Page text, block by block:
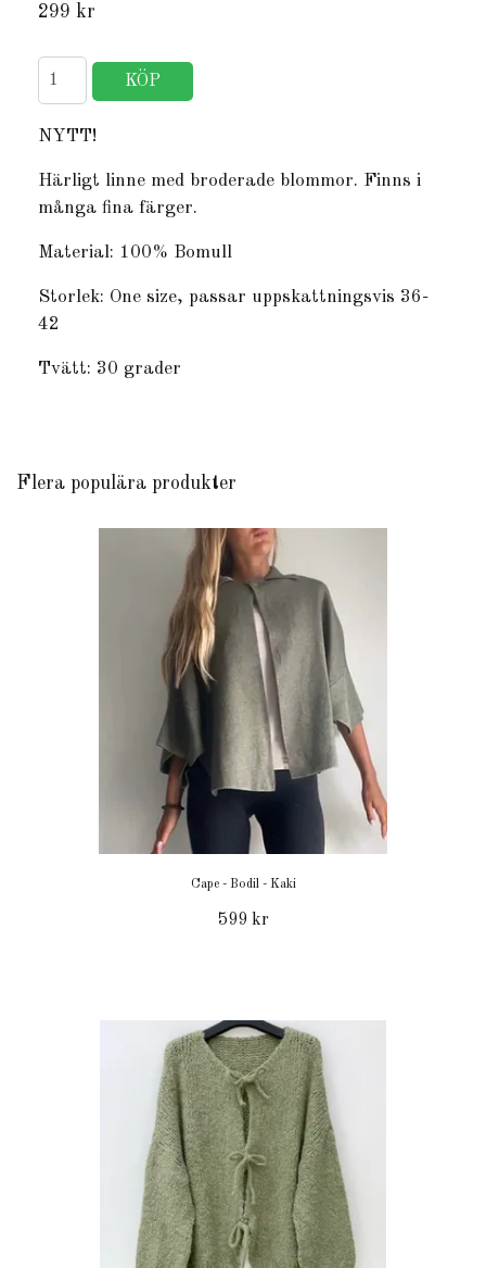
299 kr
NYTT!
Härligt linne med broderade blommor. Finns i
många fina färger.
Material: 100% Bomull
Storlek: One size, passar uppskattningsvis 36-
42
Tvätt: 30 grader
Flera populära produkter
Cape - Bodil - Kaki
599 kr